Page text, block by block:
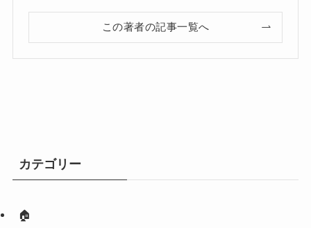
この著者の記事一覧へ
カテゴリー
🏠